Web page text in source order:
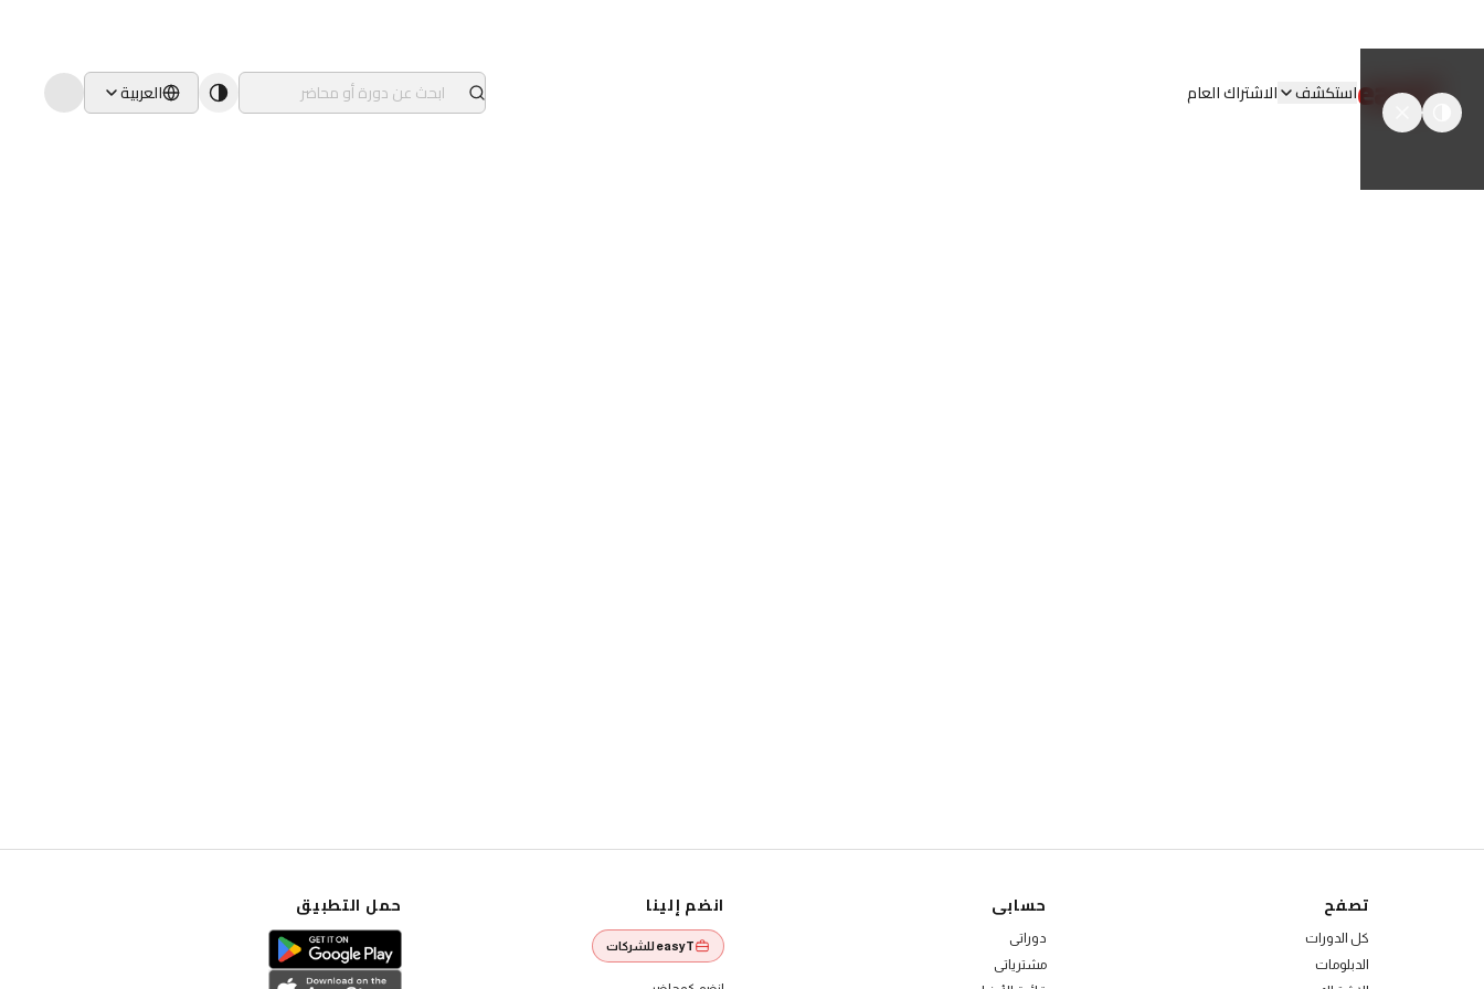
easyTاستكشف الاشتراك العام العربية
تصفح
كل الدورات
الدبلومات
حسابى
دوراتى
مشترياتى
انضم إلينا
easyT للشركات
حمل التطبيق